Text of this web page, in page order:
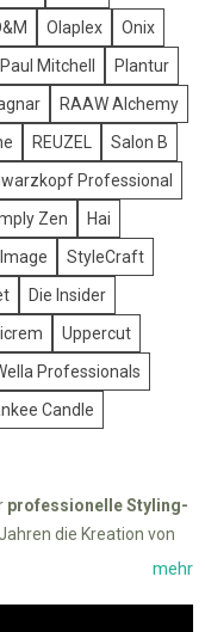
Olaplex
Onix
Paul Mitchell
Plantur
RAAW Alchemy
REUZEL
Salon B
Professional
Zen
Hai
StyleCraft
Die Insider
Uppercut
Professionals
Candle
professionelle Styling-
die Kreation von
Glätteisen und
an Haarstyling
mehr